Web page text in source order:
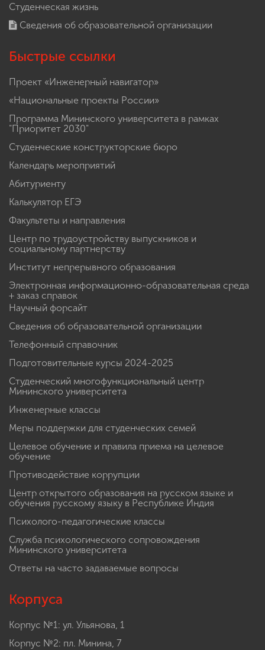
Студенческая жизнь
Сведения об образовательной организации
Быстрые ссылки
Проект «Инженерный навигатор»
«Национальные проекты России»
Программа Мининского университета в рамках
"Приоритет 2030"
Студенческие конструкторские бюро
Календарь мероприятий
Абитуриенту
Калькулятор ЕГЭ
Факультеты и направления
Центр по трудоустройству выпускников и
социальному партнерству
Институт непрерывного образования
Электронная информационно-образовательная среда
+ заказ справок
Научный форсайт
Сведения об образовательной организации
Телефонный справочник
Подготовительные курсы 2024-2025
Студенческий многофункциональный центр
Мининского университета
Инженерные классы
Меры поддержки для студенческих семей
Целевое обучение и правила приема на целевое
обучение
Противодействие коррупции
Центр открытого образования на русском языке и
обучения русскому языку в Республике Индия
Психолого-педагогические классы
Служба психологического сопровождения
Мининского университета
Ответы на часто задаваемые вопросы
Корпуса
Корпус №1: ул. Ульянова, 1
Корпус №2: пл. Минина, 7